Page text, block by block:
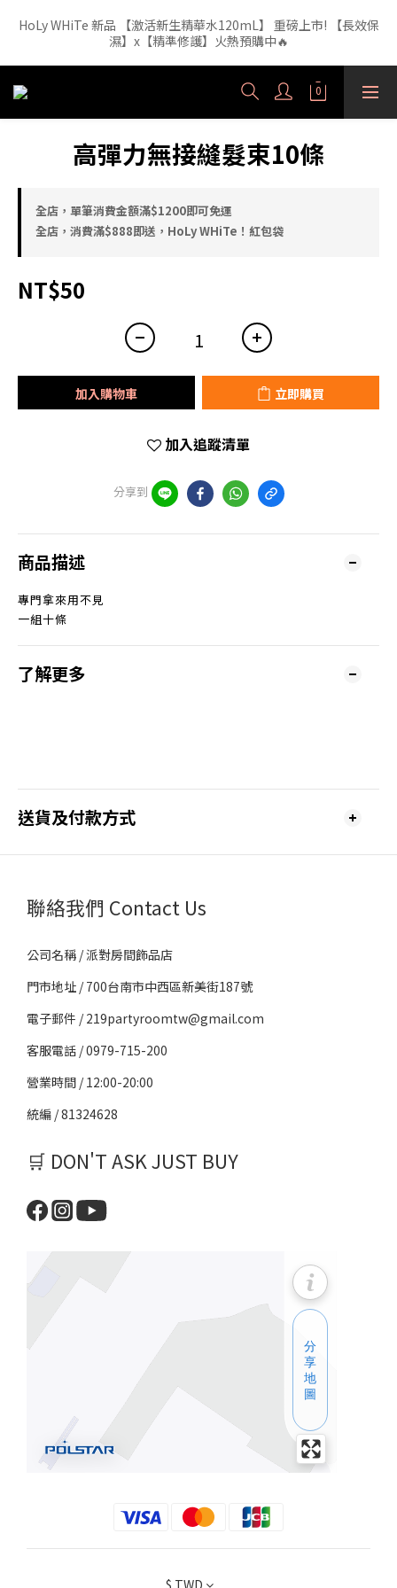
【外泌體精華液】新品正裝精華液🔥 3年研發・人體實驗證實，每
1ml 含6.52億顆外泌體（精準180nm）高效直達肌底
HoLy WHiTe 新品 【激活新生精華水120mL】 重磅上市! 【長效保
濕】x【精準修護】火熱預購中🔥
【外泌體精華液】新品正裝精華液🔥 3年研發・人體實驗證實，每
1ml 含6.52億顆外泌體（精準180nm）高效直達肌底
高彈力無接縫髮束10條
全店，單筆消費金額滿$1200即可免運
全店，消費滿$888即送，HoLy WHiTe！紅包袋
NT$50
加入購物車 立即購買
加入追蹤清單
分享到
商品描述
專門拿來用不見
一組十條
了解更多
送貨及付款方式
聯絡我們 Contact Us
公司名稱 / 派對房間飾品店
門市地址 / 700台南市中西區新美街187號
電子郵件 / 219partyroomtw@gmail.com
客服電話 / 0979-715-200
營業時間 / 12:00-20:00
統編 / 81324628
🛒 DON'T ASK JUST BUY
$ TWD